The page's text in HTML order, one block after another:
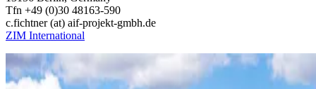
Tfn +49 (0)30 48163-590
c.fichtner (at) aif-projekt-gmbh.de
ZIM International